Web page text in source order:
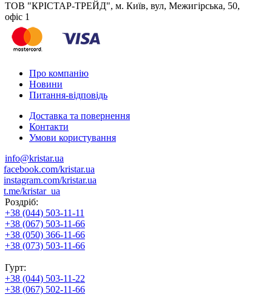
ТОВ "КРІСТАР-ТРЕЙД", м. Київ, вул, Межигірська, 50,
офіс 1
Про компанію
Новини
Питання-відповідь
Доставка та повернення
Контакти
Умови користування
info@kristar.ua
facebook.com/kristar.ua
instagram.com/kristar.ua
t.me/kristar_ua
Роздріб:
+38 (044) 503-11-11
+38 (067) 503-11-66
+38 (050) 366-11-66
+38 (073) 503-11-66
Гурт:
+38 (044) 503-11-22
+38 (067) 502-11-66